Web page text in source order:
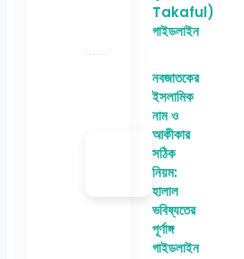
Takaful)
গাইডলাইন
নবজাতকের
ইসলামিক
নাম ও
আকীকার
সঠিক
নিয়ম:
হালাল
ভবিষ্যতের
পূর্ণাঙ্গ
গাইডলাইন